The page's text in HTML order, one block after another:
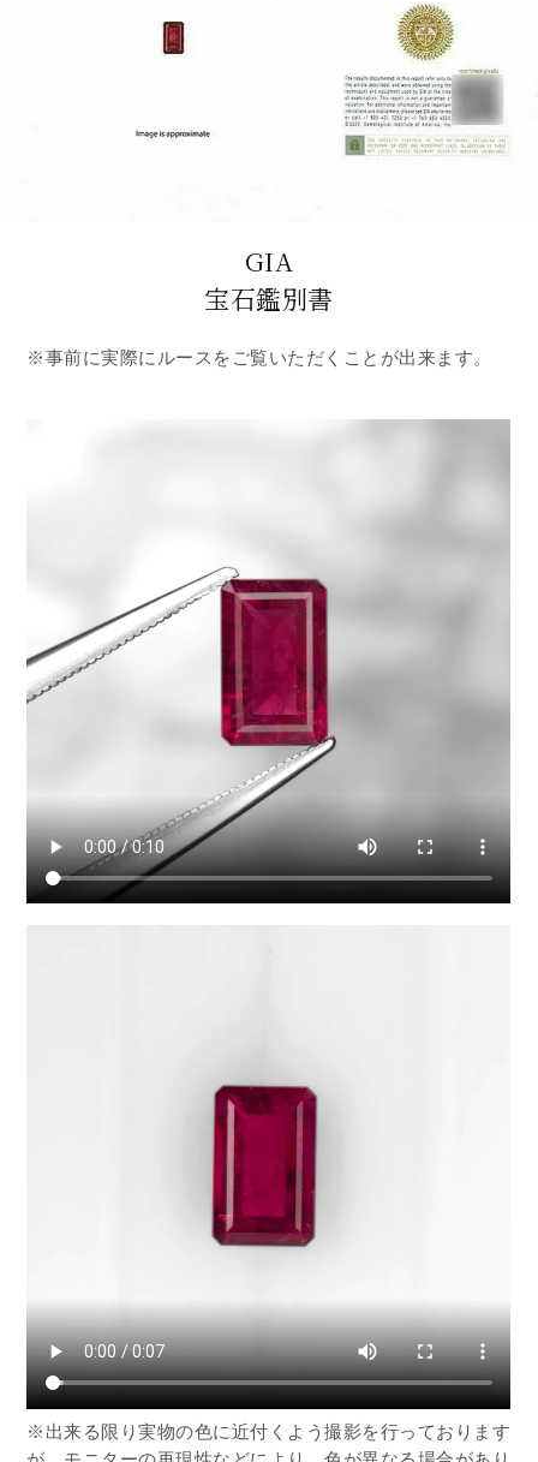
GIA
宝石鑑別書
※事前に実際にルースをご覧いただくことが出来ます。
※出来る限り実物の色に近付くよう撮影を行っております